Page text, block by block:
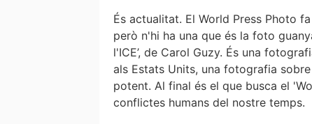
És actualitat. El World Press Photo
però n'hi ha una que és la foto
l'ICE’, de Carol Guzy. És una
als Estats Units, una fotografia
potent. Al final és el que busca el
conflictes humans del nostre temps.